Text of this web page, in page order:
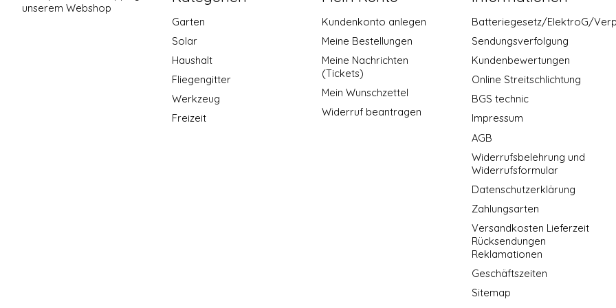
unserem Webshop
Garten
Solar
Haushalt
Fliegengitter
Werkzeug
Freizeit
Kundenkonto anlegen
Meine Bestellungen
Meine Nachrichten
(Tickets)
Mein Wunschzettel
Widerruf beantragen
Batteriegesetz/ElektroG/
Sendungsverfolgung
Kundenbewertungen
Online Streitschlichtung
BGS technic
Impressum
AGB
Widerrufsbelehrung und
Widerrufsformular
Datenschutzerklärung
Zahlungsarten
Versandkosten Lieferzeit
Rücksendungen
Reklamationen
Geschäftszeiten
Sitemap